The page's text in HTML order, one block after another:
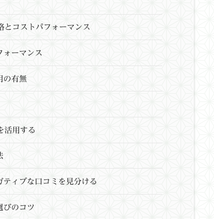
とコストパフォーマンス
ォーマンス
の有無
活用する
ィブな口コミを見分ける
びのコツ